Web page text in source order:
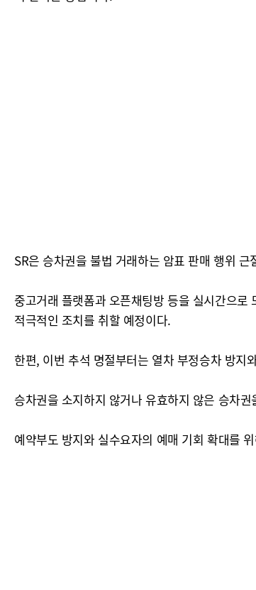
SR은 승차권을 불법 거래하는 암표 판매 행위
중고거래 플랫폼과 오픈채팅방 등을 실시간으
적극적인 조치를 취할 예정이다.
한편, 이번 추석 명절부터는 열차 부정승차 방지
승차권을 소지하지 않거나 유효하지 않은 승차
예약부도 방지와 실수요자의 예매 기회 확대를